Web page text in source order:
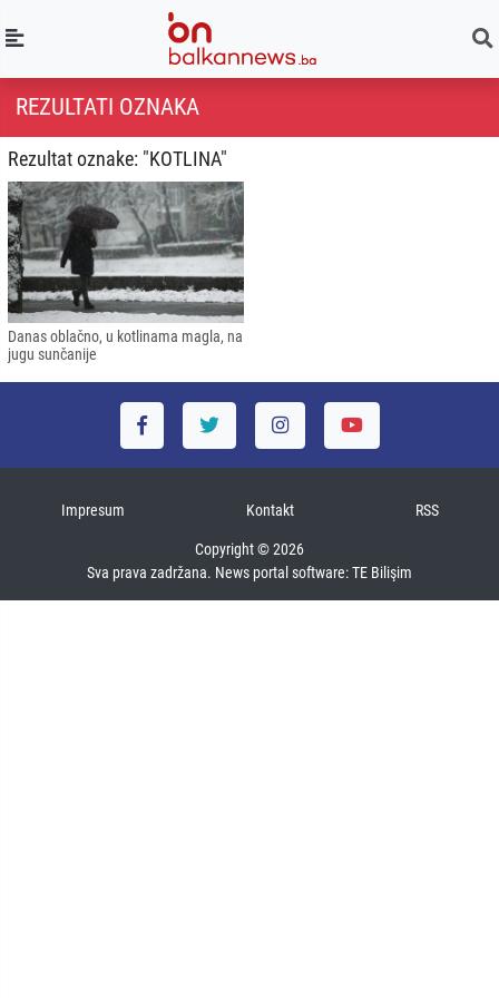
REZULTATI OZNAKA
Rezultat oznake: "KOTLINA"
Danas oblačno, u kotlinama magla, na
jugu sunčanije
Impresum Kontakt RSS
Copyright © 2026
Sva prava zadržana. News portal software:TE Bilişim